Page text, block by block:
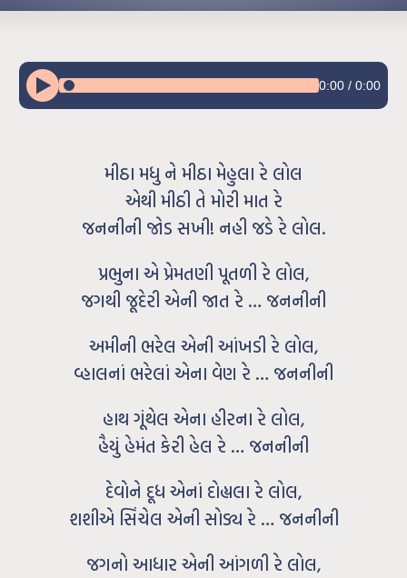
0:00/ 0:00
મીઠા મધુ ને મીઠા મેહુલા રે લોલ
એથી મીઠી તે મોરી માત રે
જનનીની જોડ સખી! નહી જડે રે લોલ.
પ્રભુના એ પ્રેમતણી પૂતળી રે લોલ,
જગથી જૂદેરી એની જાત રે … જનનીની
અમીની ભરેલ એની આંખડી રે લોલ,
વ્હાલનાં ભરેલાં એના વેણ રે … જનનીની
હાથ ગૂંથેલ એના હીરના રે લોલ,
હૈયું હેમંત કેરી હેલ રે … જનનીની
દેવોને દૂધ એનાં દોહ્યલા રે લોલ,
શશીએ સિંચેલ એની સોડ્ય રે … જનનીની
જગનો આધાર એની આંગળી રે લોલ,